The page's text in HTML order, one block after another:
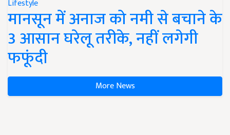
Lifestyle
मानसून में अनाज को नमी से बचाने के
3 आसान घरेलू तरीके, नहीं लगेगी
फफूंदी
More News